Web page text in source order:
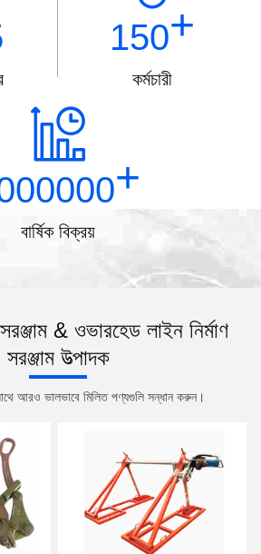
150+
কর্মচারী
+
বার্ষিক বিক্রয়
& ওভারহেড লাইন নির্মাণ
সরঞ্জাম উত্পাদক
আরও ভালভাবে মিলিত পণ্যগুলি সন্ধান করুন।